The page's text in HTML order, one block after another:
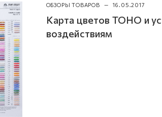
ОБЗОРЫ ТОВАРОВ — 16.05.2017
Карта цветов TOHO и
воздействиям